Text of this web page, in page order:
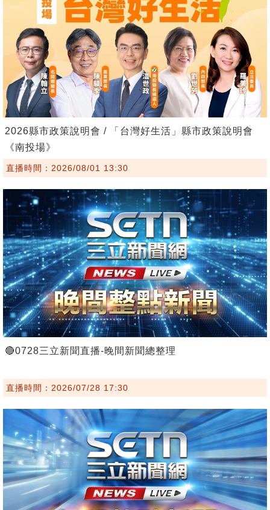
2026縣市政策說明會 / 「台灣好生活」縣市政策說明會
《南投場》
直播時間：2026/08/01 13:30
🔴0728三立新聞直播-晚間新聞總整理
直播時間：2026/07/28 17:30